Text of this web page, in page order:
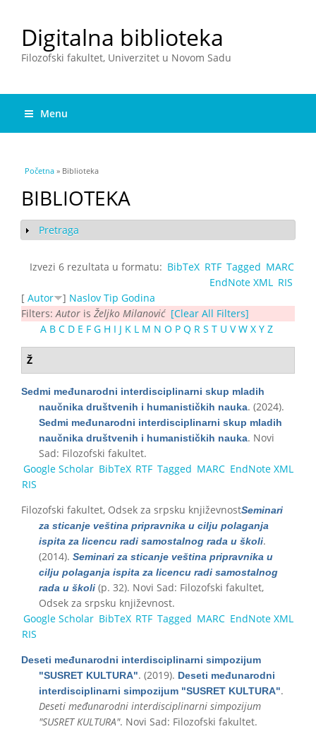
Digitalna biblioteka
Filozofski fakultet, Univerzitet u Novom Sadu
Menu
You are here
Početna » Biblioteka
BIBLIOTEKA
Show
Pretraga
Izvezi 6 rezultata u formatu: BibTeX RTF Tagged MARC
EndNote XML
RIS
[ Autor ] Naslov Tip Godina
Filters: Autor is Željko Milanović [Clear All Filters]
A B C D E F G H I J K L M N O P Q R S T U V W X Y Z
Ž
Sedmi međunarodni interdisciplinarni skup mladih
naučnika društvenih i humanističkih nauka. (2024).
Sedmi međunarodni interdisciplinarni skup mladih
naučnika društvenih i humanističkih nauka. Novi
Sad: Filozofski fakultet.
Google Scholar BibTeX RTF Tagged MARC EndNote XML
RIS
Filozofski fakultet, Odsek za srpsku književnostSeminari
za sticanje veština pripravnika u cilju polaganja
ispita za licencu radi samostalnog rada u školi.
(2014). Seminari za sticanje veština pripravnika u
cilju polaganja ispita za licencu radi samostalnog
rada u školi (p. 32). Novi Sad: Filozofski fakultet,
Odsek za srpsku književnost.
Google Scholar BibTeX RTF Tagged MARC EndNote XML
RIS
Deseti međunarodni interdisciplinarni simpozijum
"SUSRET KULTURA". (2019). Deseti međunarodni
interdisciplinarni simpozijum "SUSRET KULTURA".
Deseti međunarodni interdisciplinarni simpozijum
"SUSRET KULTURA". Novi Sad: Filozofski fakultet.